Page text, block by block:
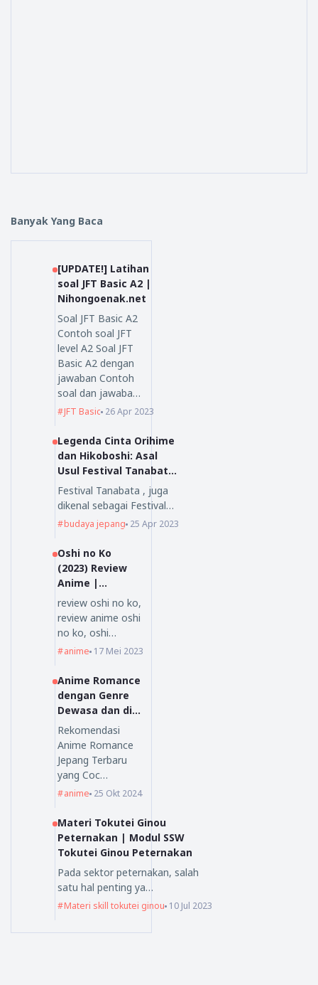
Banyak Yang Baca
[UPDATE!] Latihan
soal JFT Basic A2 |
Nihongoenak.net
Soal JFT Basic A2
Contoh soal JFT
level A2 Soal JFT
Basic A2 dengan
jawaban Contoh
soal dan jawaba…
JFT Basic 26 Apr 2023
Legenda Cinta Orihime
dan Hikoboshi: Asal
Usul Festival Tanabata
yang Mengagumkan
Festival Tanabata , juga
dikenal sebagai Festival…
budaya jepang 25 Apr 2023
Oshi no Ko
(2023) Review
Anime |
Nihongoenak.ne
t
review oshi no ko,
review anime oshi
no ko, oshi…
anime 17 Mei 2023
Anime Romance
dengan Genre
Dewasa dan di
Sukai Oleh
Orang Dewasa
Rekomendasi
Anime Romance
Jepang Terbaru
yang Coc…
anime 25 Okt 2024
Materi Tokutei Ginou
Peternakan | Modul SSW
Tokutei Ginou Peternakan
Pada sektor peternakan, salah
satu hal penting ya…
Materi skill tokutei ginou 10 Jul 2023